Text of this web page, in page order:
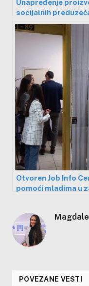
Unapređenje
socijalnih
Leskovca kroz EWI
Otvoren Job Info
pomoći mladima u
POVEZANE VESTI